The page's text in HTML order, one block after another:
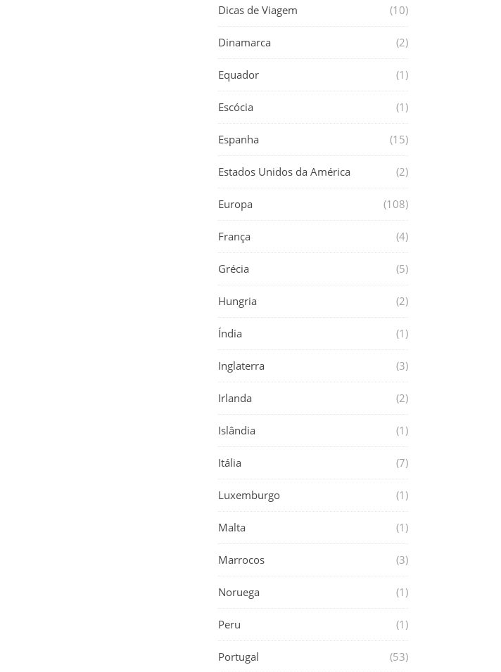
Dicas de Viagem (10)
Dinamarca (2)
Equador (1)
Escócia (1)
Espanha (15)
Estados Unidos da América (2)
Europa (108)
França (4)
Grécia (5)
Hungria (2)
Índia (1)
Inglaterra (3)
Irlanda (2)
Islândia (1)
Itália (7)
Luxemburgo (1)
Malta (1)
Marrocos (3)
Noruega (1)
Peru (1)
Portugal (53)